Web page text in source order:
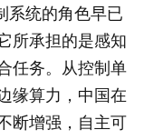
系统的角色早已
所承担的是感知
任务。从控制单
缘算力，中国在
断增强，自主可